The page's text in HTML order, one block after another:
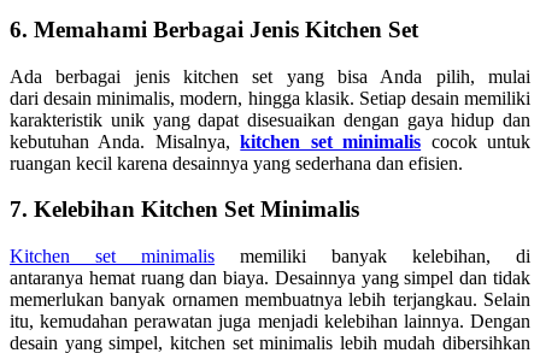
6. Memahami Berbagai Jenis Kitchen Set
Ada berbagai jenis kitchen set yang bisa Anda pilih, mulai
dari desain minimalis, modern, hingga klasik. Setiap desain memiliki
karakteristik unik yang dapat disesuaikan dengan gaya hidup dan
kebutuhan Anda. Misalnya,kitchen set minimalis cocok untuk
ruangan kecil karena desainnya yang sederhana dan efisien.
7. Kelebihan Kitchen Set Minimalis
Kitchen set minimalis memiliki banyak kelebihan, di
antaranya hemat ruang dan biaya. Desainnya yang simpel dan tidak
memerlukan banyak ornamen membuatnya lebih terjangkau. Selain
itu, kemudahan perawatan juga menjadi kelebihan lainnya. Dengan
desain yang simpel, kitchen set minimalis lebih mudah dibersihkan